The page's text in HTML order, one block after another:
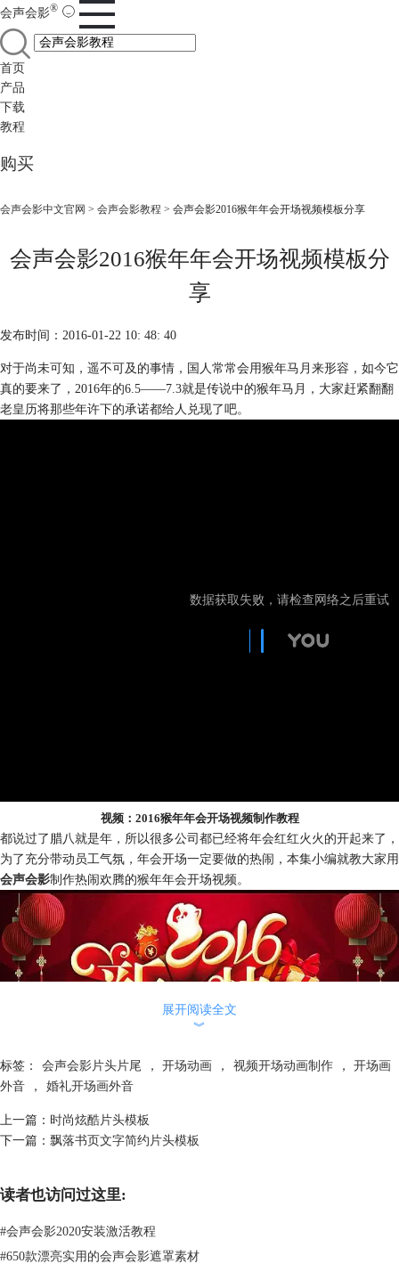
会声会影®
首页
产品
下载
教程
购买
会声会影中文官网 > 会声会影教程 > 会声会影2016猴年年会开场视频模板分享
会声会影2016猴年年会开场视频模板分
享
发布时间：2016-01-22 10: 48: 40
对于尚未可知，遥不可及的事情，国人常常会用猴年马月来形容，如今它
真的要来了，2016年的6.5——7.3就是传说中的猴年马月，大家赶紧翻翻
老皇历将那些年许下的承诺都给人兑现了吧。
视频：2016猴年年会开场视频制作教程
都说过了腊八就是年，所以很多公司都已经将年会红红火火的开起来了，
为了充分带动员工气氛，年会开场一定要做的热闹，本集小编就教大家用
会声会影制作热闹欢腾的猴年年会开场视频。
图1：2016猴年年会片头
具体的操作如下：
展开阅读全文
︾
标签： 会声会影片头片尾 ， 开场动画 ， 视频开场动画制作 ，
开场画
外音
， 婚礼开场画外音
上一篇： 时尚炫酷片头模板
下一篇： 飘落书页文字简约片头模板
读者也访问过这里:
#会声会影2020安装激活教程
#650款漂亮实用的会声会影遮罩素材